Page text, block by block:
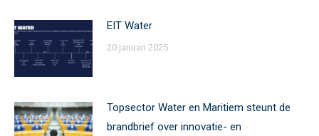
EIT Water
20 januari 2025
Topsector Water en Maritiem steunt de
brandbrief over innovatie- en